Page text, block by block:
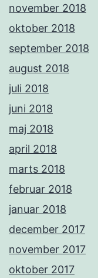
november 2018
oktober 2018
september 2018
august 2018
juli 2018
juni 2018
maj 2018
april 2018
marts 2018
februar 2018
januar 2018
december 2017
november 2017
oktober 2017